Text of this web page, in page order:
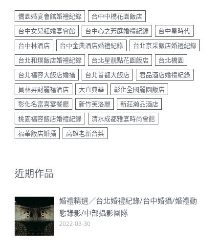
僑園婚宴會館婚禮紀錄
台中中橋花園飯店
台中女兒紅婚宴會館
台中心之芳庭婚禮紀錄
台中星時代
台中林酒店
台中金典酒店婚禮紀錄
台北京采飯店婚禮紀錄
台北和璞飯店婚禮紀錄
台北星靚點花園飯店
台北橋園
台北福容大飯店婚攝
台北首都大飯店
君品酒店婚禮紀錄
員林昇財麗禧酒店
大直典華
彰化全國麗園飯店
彰化名富喜宴餐廳
新竹芙洛麗
新莊瀚品酒店
桃園福容飯店婚禮紀錄
清水成都雅宴時尚會館
福華飯店婚攝
高雄老新台菜
近期作品
婚禮精選／台北婚禮紀錄/台中婚攝/婚禮動
態錄影/中部攝影團隊
2022-03-30